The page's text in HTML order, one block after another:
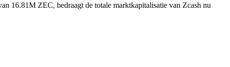
16.81M ZEC, bedraagt de totale marktkapitalisatie van Zcash nu